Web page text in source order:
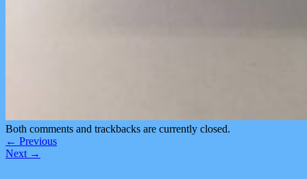
Both comments and trackbacks are currently closed.
← Previous
Next →